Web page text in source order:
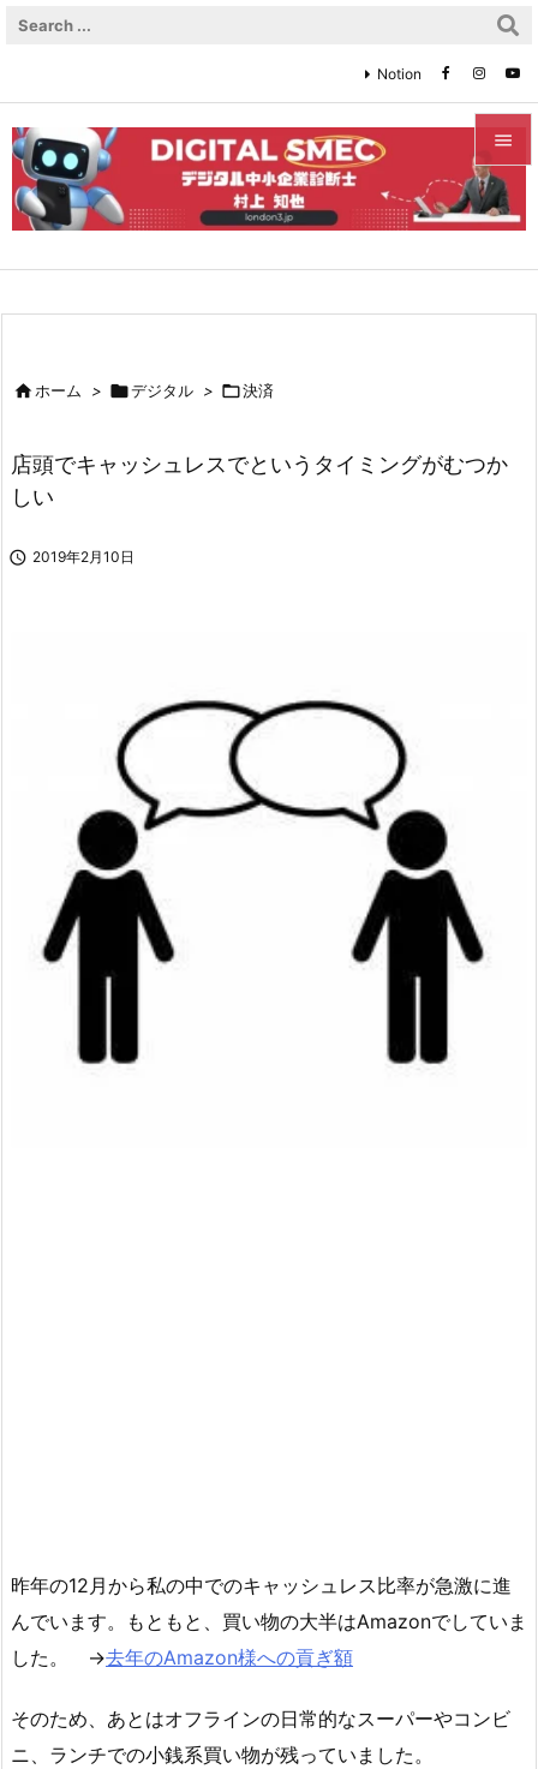


メニュ

検索
Notion
ホーム > デジタル > 決済
店頭でキャッシュレスでというタイミングがむつか
しい
 2019年2月10日
昨年の12月から私の中でのキャッシュレス比率が急激に進
んでいます。もともと、買い物の大半はAmazonでしていま
した。 →去年のAmazon様への貢ぎ額
そのため、あとはオフラインの日常的なスーパーやコンビ
ニ、ランチでの小銭系買い物が残っていました。